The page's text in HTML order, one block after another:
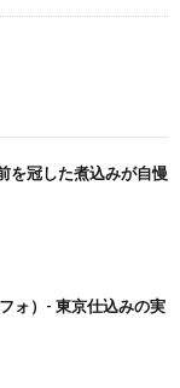
を冠した煮込みが自慢
ォ）- 東京仕込みの実